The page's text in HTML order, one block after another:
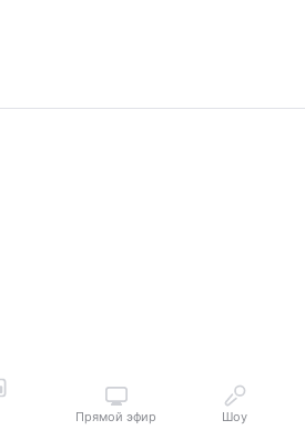
Прямой эфир Шоу